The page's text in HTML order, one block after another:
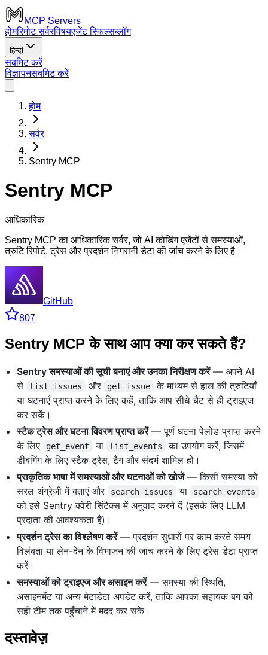
MCP Servers
होमरिमोट सर्वरविषयएजेंट स्किल्सब्लॉग
हिन्दी
सबमिट करें
विज्ञापनसबमिट करें
होम
सर्वर
Sentry MCP
Sentry MCP
आधिकारिक
Sentry MCP का आधिकारिक सर्वर, जो AI कोडिंग एजेंटों से समस्याओं,
त्रुटि रिपोर्ट, ट्रेस और प्रदर्शन निगरानी डेटा की जांच करने के लिए है।
GitHub
807
Sentry MCP के साथ आप क्या कर सकते हैं?
Sentry समस्याओं की सूची बनाएं और उनका निरीक्षण करें— अपने AI
से
list_issues और get_issue
के माध्यम से हाल की त्रुटियाँ
या घटनाएँ प्राप्त करने के लिए कहें, ताकि आप सीधे चैट से ही ट्राइएज
कर सकें।
स्टैक ट्रेस और घटना विवरण प्राप्त करें— पूर्ण घटना पेलोड प्राप्त करने
के लिए
get_event या list_events
का उपयोग करें, जिसमें
डीबगिंग के लिए स्टैक ट्रेस, टैग और संदर्भ शामिल हों।
प्राकृतिक भाषा में समस्याओं और घटनाओं को खोजें— किसी समस्या को
सरल अंग्रेजी में बताएं और
search_issues या search_events
को इसे Sentry क्वेरी सिंटैक्स में अनुवाद करने दें (इसके लिए LLM
प्रदाता की आवश्यकता है)।
प्रदर्शन ट्रेस का विश्लेषण करें— प्रदर्शन सुधारों पर काम करते समय
विलंबता या लेन-देन के विभाजन की जांच करने के लिए ट्रेस डेटा प्राप्त
करें।
समस्याओं को ट्राइएज और असाइन करें— समस्या की स्थिति,
असाइनमेंट या अन्य मेटाडेटा अपडेट करें, ताकि आपका सहायक बग को
सही टीम तक पहुँचाने में मदद कर सके।
दस्तावेज़